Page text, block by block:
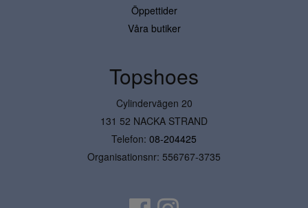
Öppettider
Våra butiker
Topshoes
Cylindervägen 20
131 52 NACKA STRAND
Telefon: 08-204425
Organisationsnr: 556767-3735